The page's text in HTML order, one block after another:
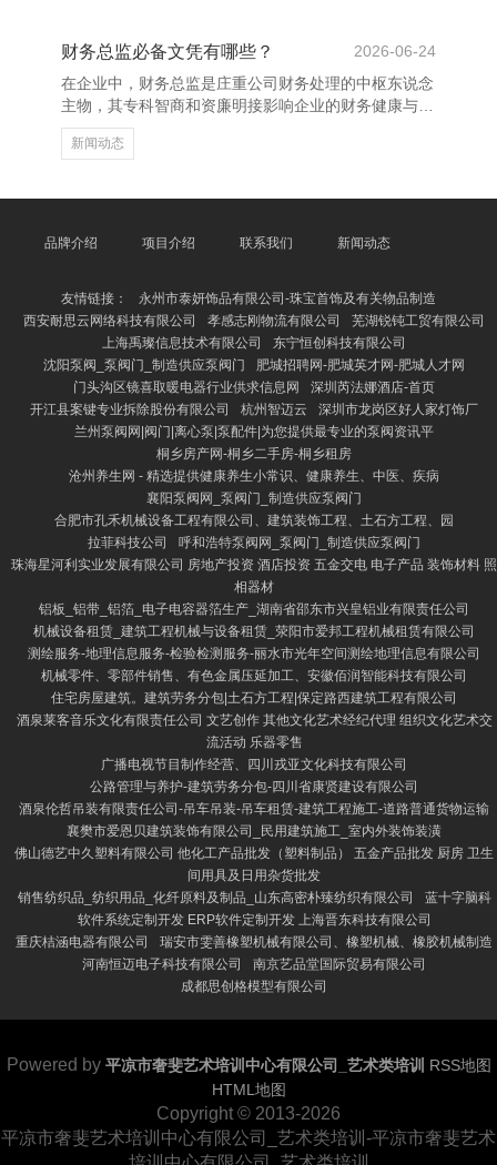
和渠说念计策。 其次，整合多平台资源是关键。从支
销总监需妥洽种种渠说念，确保信息一致、投放精确。
同期，诈欺A/B测
财务总监必备文凭有哪些？
2026-06-24
在企业中，财务总监是庄重公司财务处理的中枢东说念
主物，其专科智商和资廉明接影响企业的财务健康与计
谋有筹谋。因此，领有联系专科文凭关于财务总监来说
至关众多。 领先，**注册司帐师（CPA）** 是财务边界
在海外化环境中发展的财务处理者。 此外，**处理司帐
新闻动态
品牌介绍 项目介绍 联系我们 新闻动态
友情链接：
永州市泰妍饰品有限公司-珠宝首饰及有关物品制造
西安耐思云网络科技有限公司
孝感志刚物流有限公司
芜湖锐钝工贸有限公司
上海禹璨信息技术有限公司
东宁恒创科技有限公司
沈阳泵阀_泵阀门_制造供应泵阀门
肥城招聘网-肥城英才网-肥城人才网
门头沟区镜喜取暖电器行业供求信息网
深圳芮法娜酒店-首页
开江县案键专业拆除股份有限公司
杭州智迈云
深圳市龙岗区好人家灯饰厂
兰州泵阀网|阀门|离心泵|泵配件|为您提供最专业的泵阀资讯平
桐乡房产网-桐乡二手房-桐乡租房
沧州养生网 - 精选提供健康养生小常识、健康养生、中医、疾病
襄阳泵阀网_泵阀门_制造供应泵阀门
合肥市孔禾机械设备工程有限公司、建筑装饰工程、土石方工程、园
拉菲科技公司
呼和浩特泵阀网_泵阀门_制造供应泵阀门
珠海星河利实业发展有限公司 房地产投资 酒店投资 五金交电 电子产品 装饰材料 照
相器材
铝板_铝带_铝箔_电子电容器箔生产_湖南省邵东市兴皇铝业有限责任公司
机械设备租赁_建筑工程机械与设备租赁_荥阳市爱邦工程机械租赁有限公司
测绘服务-地理信息服务-检验检测服务-丽水市光年空间测绘地理信息有限公司
机械零件、零部件销售、有色金属压延加工、安徽佰润智能科技有限公司
住宅房屋建筑。建筑劳务分包|土石方工程|保定路西建筑工程有限公司
酒泉莱客音乐文化有限责任公司 文艺创作 其他文化艺术经纪代理 组织文化艺术交
流活动 乐器零售
广播电视节目制作经营、四川戎亚文化科技有限公司
公路管理与养护-建筑劳务分包-四川省康贤建设有限公司
酒泉伦哲吊装有限责任公司-吊车吊装-吊车租赁-建筑工程施工-道路普通货物运输
襄樊市爱恩贝建筑装饰有限公司_民用建筑施工_室内外装饰装潢
佛山德艺中久塑料有限公司 他化工产品批发（塑料制品） 五金产品批发 厨房 卫生
间用具及日用杂货批发
销售纺织品_纺织用品_化纤原料及制品_山东高密朴臻纺织有限公司
蓝十字脑科
软件系统定制开发 ERP软件定制开发 上海晋东科技有限公司
重庆桔涵电器有限公司
瑞安市雯善橡塑机械有限公司、橡塑机械、橡胶机械制造
河南恒迈电子科技有限公司
南京艺品堂国际贸易有限公司
成都思创格模型有限公司
Powered by 平凉市奢斐艺术培训中心有限公司_艺术类培训
RSS地图
HTML地图
Copyright © 2013-2026
平凉市奢斐艺术培训中心有限公司_艺术类培训-平凉市奢斐艺术